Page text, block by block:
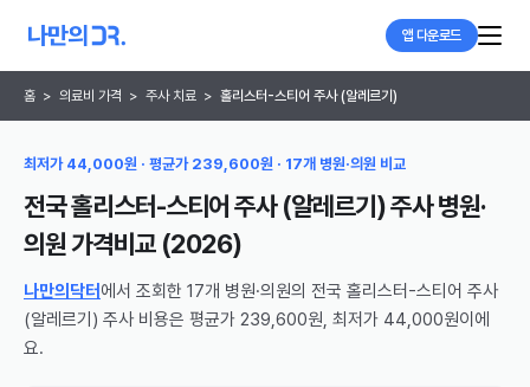
앱 다운로드
홈 > 의료비 가격 > 주사 치료 > 홀리스터-스티어 주사 (알레르기)
최저가 44,000원 · 평균가 239,600원 · 17개 병원·의원 비교
전국 홀리스터-스티어 주사 (알레르기) 주사 병원·
의원가격비교 (2026)
나만의닥터 에서 조회한 17개 병원·의원의 전국 홀리스터-스티어 주사
(알레르기) 주사 비용은 평균가 239,600원, 최저가 44,000원이에
요.